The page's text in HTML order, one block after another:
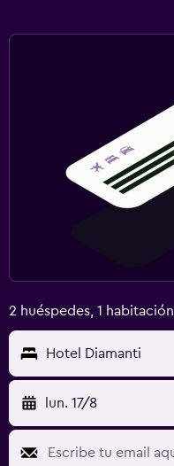
2 huéspedes, 1 habitación
Hotel Diamanti
lun. 17/8